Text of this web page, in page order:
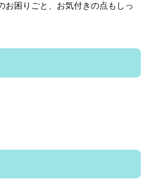
お困りごと、お気付きの点もしっ